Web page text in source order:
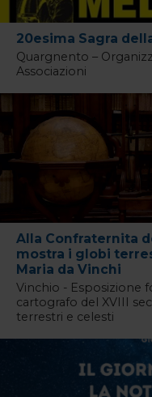
20esima Sagra
Quargnento –
Associazioni
Alla Confraternita
mostra i globi
Maria da Vinchi
Vinchio - Esposizione
cartografo del XVIII
terrestri e celesti